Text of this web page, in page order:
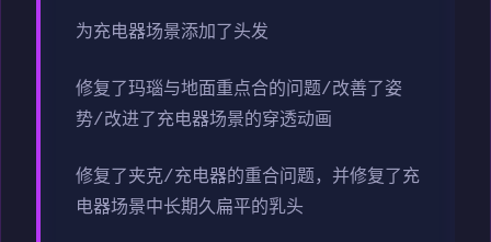
为充电器场景添加了头发
修复了玛瑙与地面重点合的问题/改善了姿
势/改进了充电器场景的穿透动画
修复了夹克/充电器的重合问题，并修复了充
电器场景中长期久扁平的乳头